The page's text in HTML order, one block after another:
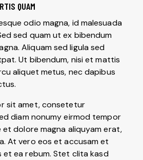
QUAM
odio magna, id malesuada
sed quam ut ex bibendum
Aliquam sed ligula sed
Ut bibendum, nisi et mattis
aliquet metus, nec dapibus
sit amet, consetetur
diam nonumy eirmod tempor
dolore magna aliquyam erat,
At vero eos et accusam et
ea rebum. Stet clita kasd